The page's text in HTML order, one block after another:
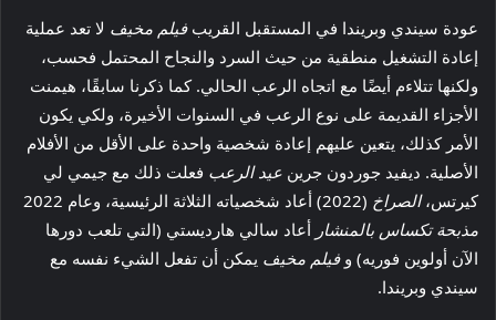
عودة سيندي وبريندا في المستقبل القريبفيلم مخيف لا تعد عملية
إعادة التشغيل منطقية من حيث السرد والنجاح المحتمل فحسب،
ولكنها تتلاءم أيضًا مع اتجاه الرعب الحالي. كما ذكرنا سابقًا، هيمنت
الأجزاء القديمة على نوع الرعب في السنوات الأخيرة، ولكي يكون
الأمر كذلك، يتعين عليهم إعادة شخصية واحدة على الأقل من الأفلام
الأصلية. ديفيد جوردون جرين عيد الرعب فعلت ذلك مع جيمي لي
كيرتس،الصراخ (2022) أعاد شخصياته الثلاثة الرئيسية، وعام 2022
مذبحة تكساس بالمنشار أعاد سالي هارديستي (التي تلعب دورها
الآن أولوين فوريه) وفيلم مخيف يمكن أن تفعل الشيء نفسه مع
سيندي وبريندا.